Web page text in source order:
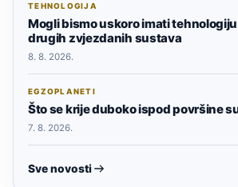
TEHNOLOGIJA
Mogli bismo uskoro imati
drugih zvjezdanih sustava
8. 8. 2026.
EGZOPLANETI
Što se krije duboko ispod površine
7. 8. 2026.
Sve novosti